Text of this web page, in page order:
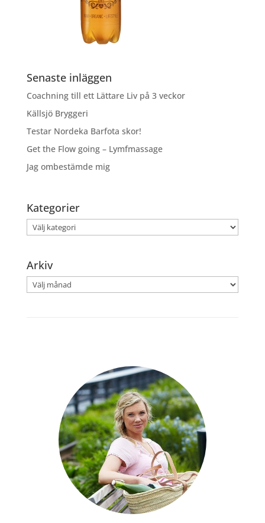
Senaste inläggen
Coachning till ett Lättare Liv på 3 veckor
Källsjö Bryggeri
Testar Nordeka Barfota skor!
Get the Flow going – Lymfmassage
Jag ombestämde mig
Kategorier
Kategorier
Arkiv
Arkiv